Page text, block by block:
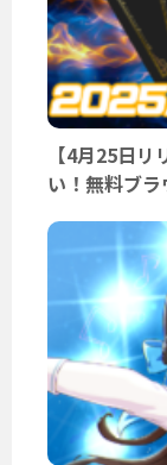
【4月25日
い！無料ブ